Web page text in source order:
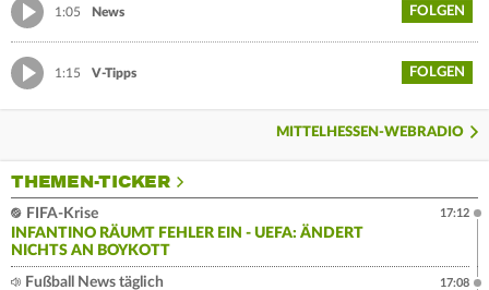
1:05 News FOLGEN
1:15 V-Tipps FOLGEN
MITTELHESSEN-WEBRADIO
THEMEN-TICKER
FIFA-Krise
INFANTINO RÄUMT FEHLER EIN - UEFA: ÄNDERT
NICHTS AN BOYKOTT
17:12
Fußball News täglich
17:08